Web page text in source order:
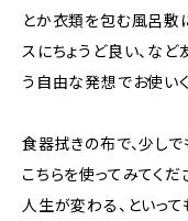
とか衣類を包む風呂敷
スにちょうど良い、な
う自由な発想でお使いく
食器拭きの布で、少し
こちらを使ってみてくだ
人生が変わる、といっ